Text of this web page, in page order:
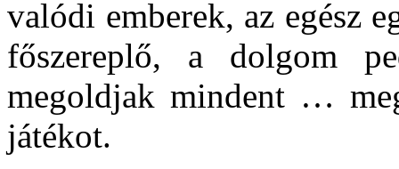
valódi emberek, az egész
főszereplő, a dolgom
megoldjak mindent …
játékot.